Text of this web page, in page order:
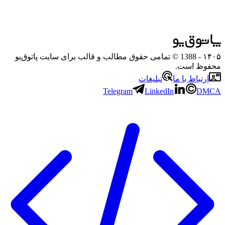
۱۴۰۵
- 1388 © تمامی حقوق مطالب و قالب برای سایت پاتوق‌یو
محفوظ است.
ارتباط با ما
تبلیغات
Telegram
LinkedIn DMCA